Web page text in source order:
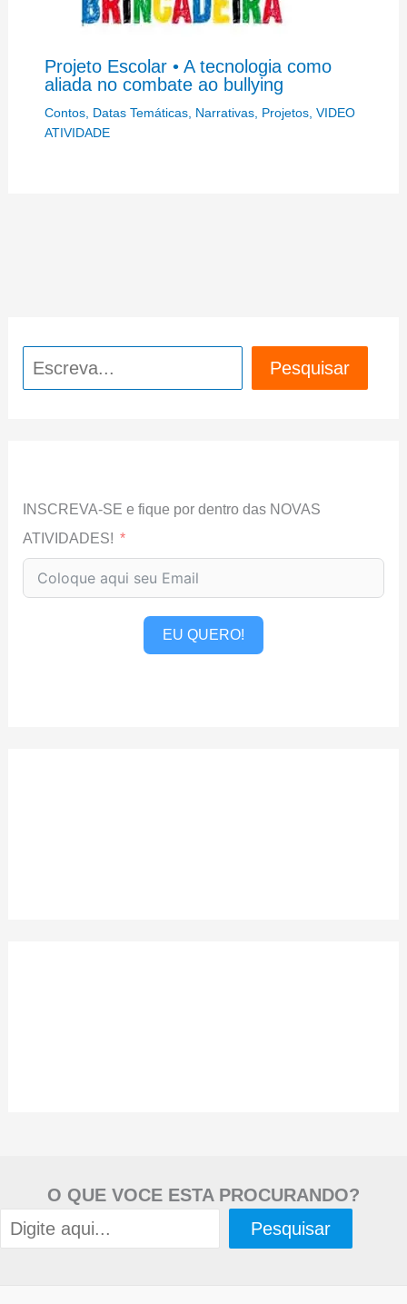
Projeto Escolar • A tecnologia como
aliada no combate ao bullying
Contos, Datas Temáticas, Narrativas, Projetos, VIDEO
ATIVIDADE
Pesquisar Pesquisar
INSCREVA-SE e fique por dentro das NOVAS
ATIVIDADES!
EU QUERO!
O QUE VOCE ESTA PROCURANDO?
Pesquisar